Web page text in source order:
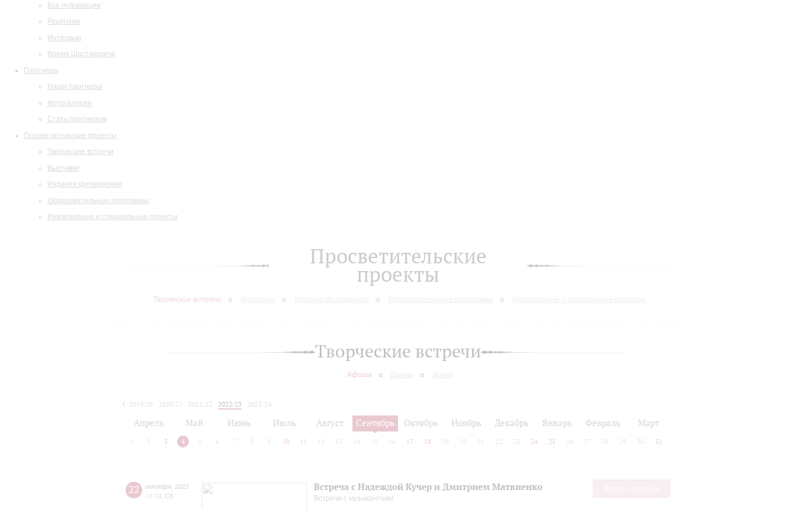
Все публикации
Рецензии
Интервью
Время Шостаковича
Партнеры
Наши партнеры
Фотогалерея
Стать партнером
Просветительские проекты
Творческие встречи
Выставки
Издания филармонии
Образовательные программы
Инклюзивные и специальные проекты
Просветительские
проекты
Творческие встречи
Творческие встречи
Афиша Циклы Архив
2019/20 2020/21 2021/22 2022/23
2023/24
Апрель Май Июнь Июль Август Сентябрь Октябрь Ноябрь Декабрь Январь Февраль Март
2 3 4 5 6 7 8 9 10 11 12 13 14 15 16 17 18 19 20 21 22 23 24 25 26 27 28 29 30 31
22 октября 2022
18:30 Сб
Встреча с Надеждой Кучер и Дмитрием Матвиенко
Встречи с музыкантами